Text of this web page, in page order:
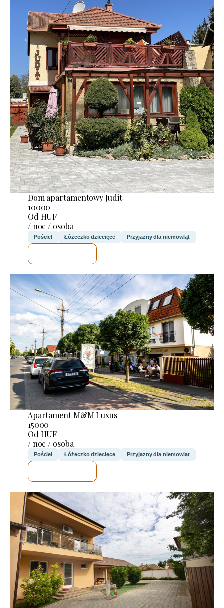
Dom apartamentowy Judit
10000
Od HUF
/ noc / osoba
Pościel Łóżeczko dziecięce Przyjazny dla niemowląt
Apartament M&M Luxus
15000
Od HUF
/ noc / osoba
Pościel Łóżeczko dziecięce Przyjazny dla niemowląt